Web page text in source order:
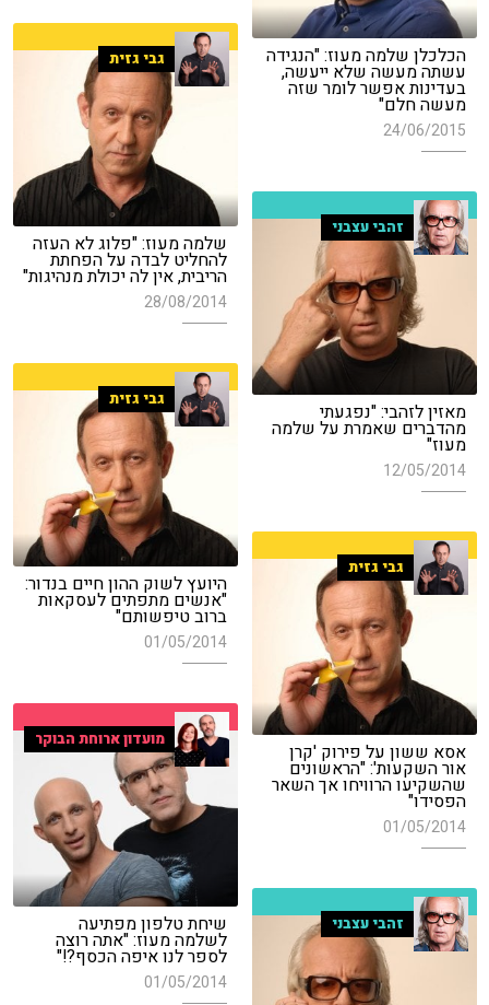
הכלכלן שלמה מעוז: "הנגידה
עשתה מעשה שלא ייעשה,
בעדינות אפשר לומר שזה
מעשה חלם"
24/06/2015
גבי גזית
שלמה מעוז: "פלוג לא העזה
להחליט לבדה על הפחתת
הריבית, אין לה יכולת מנהיגות"
28/08/2014
זהבי עצבני
מאזין לזהבי: "נפגעתי
מהדברים שאמרת על שלמה
מעוז"
12/05/2014
גבי גזית
היועץ לשוק ההון חיים בנדור:
"אנשים מתפתים לעסקאות
ברוב טיפשותם"
01/05/2014
גבי גזית
אסא ששון על פירוק 'קרן
אור השקעות': "הראשונים
שהשקיעו הרוויחו אך השאר
הפסידו"
01/05/2014
מועדון ארוחת הבוקר
שיחת טלפון מפתיעה
לשלמה מעוז: "אתה רוצה
לספר לנו איפה הכסף?!"
01/05/2014
זהבי עצבני